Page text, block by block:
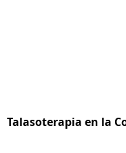
Talasoterapia en la